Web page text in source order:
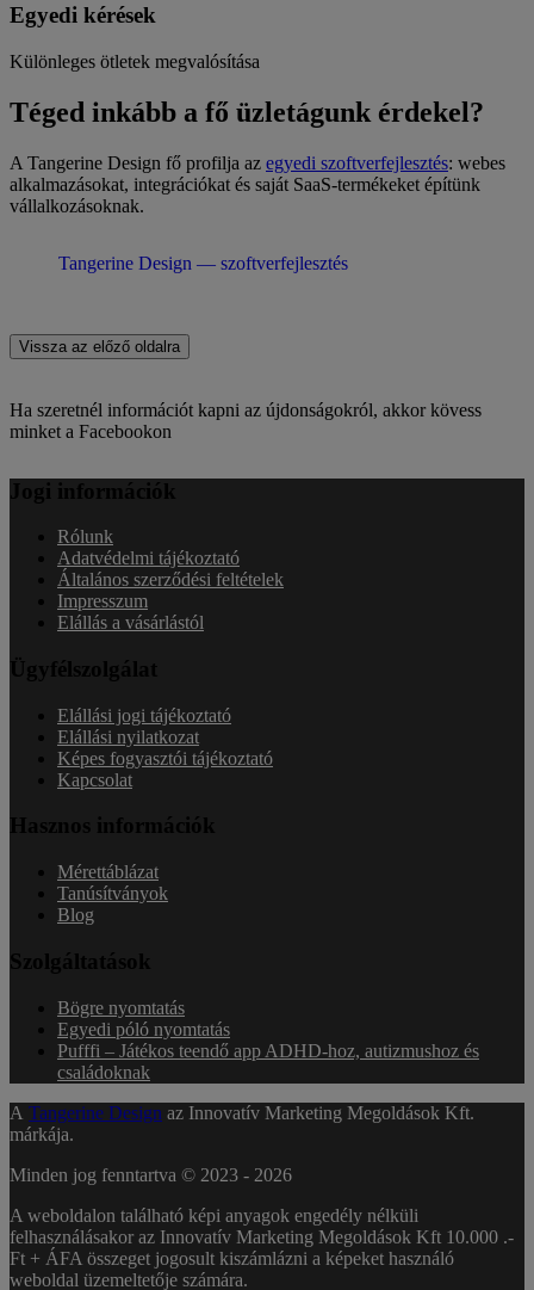
Egyedi kérések
Különleges ötletek megvalósítása
Téged inkább a fő üzletágunk érdekel?
A Tangerine Design fő profilja az egyedi szoftverfejlesztés: webes
alkalmazásokat, integrációkat és saját SaaS-termékeket építünk
vállalkozásoknak.
Tangerine Design — szoftverfejlesztés
Vissza az előző oldalra
Ha szeretnél információt kapni az újdonságokról, akkor kövess
minket a Facebookon
Jogi információk
Rólunk
Adatvédelmi tájékoztató
Általános szerződési feltételek
Impresszum
Elállás a vásárlástól
Ügyfélszolgálat
Elállási jogi tájékoztató
Elállási nyilatkozat
Képes fogyasztói tájékoztató
Kapcsolat
Hasznos információk
Mérettáblázat
Tanúsítványok
Blog
Szolgáltatások
Bögre nyomtatás
Egyedi póló nyomtatás
Pufffi – Játékos teendő app ADHD-hoz, autizmushoz és
családoknak
A Tangerine Design az Innovatív Marketing Megoldások Kft.
márkája.
Minden jog fenntartva © 2023 - 2026
A weboldalon található képi anyagok engedély nélküli
felhasználásakor az Innovatív Marketing Megoldások Kft 10.000 .-
Ft + ÁFA összeget jogosult kiszámlázni a képeket használó
weboldal üzemeltetője számára.